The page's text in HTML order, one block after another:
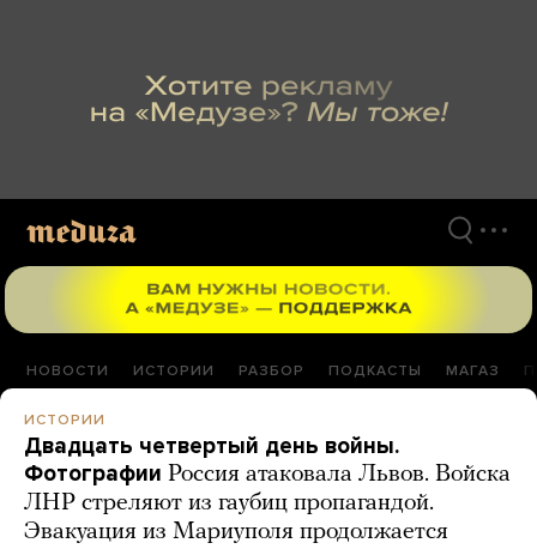
НОВОСТИ ИСТОРИИ РАЗБОР ПОДКАСТЫ МАГАЗ
ИСТОРИИ
Двадцать четвертый день войны.
Фотографии Россия атаковала Львов. Войска
ЛНР стреляют из гаубиц пропагандой.
Эвакуация из Мариуполя продолжается